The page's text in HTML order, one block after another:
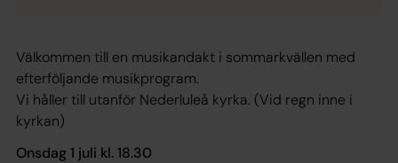
Välkommen till en musikandakt i sommarkvällen med
efterföljande musikprogram.
Vi håller till utanför Nederluleå kyrka. (Vid regn inne i
kyrkan)
Onsdag 1 juli kl. 18.30